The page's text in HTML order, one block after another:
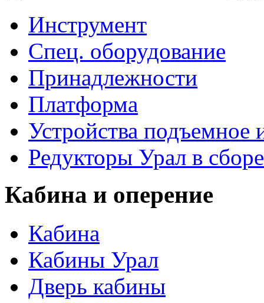
Инструмент
Спец. оборудование
Принадлежности
Платформа
Устройства
Редукторы Урал в сборе
Кабина и оперение
Кабина
Кабины Урал
Дверь кабины